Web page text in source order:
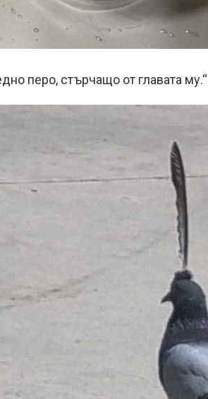
перо, стърчащо от главата му.“